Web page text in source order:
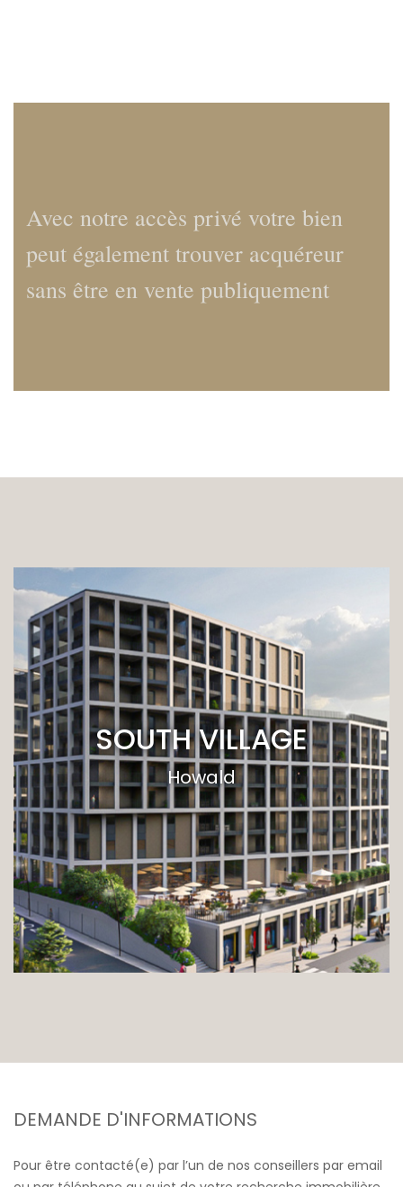
Avec notre accès privé votre bien
peut également trouver acquéreur
sans être en vente publiquement
SOUTH VILLAGE
Howald
DEMANDE D'INFORMATIONS
Pour être contacté(e) par l’un de nos conseillers par email